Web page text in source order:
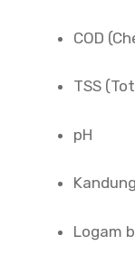
COD
TSS
pH
Logam